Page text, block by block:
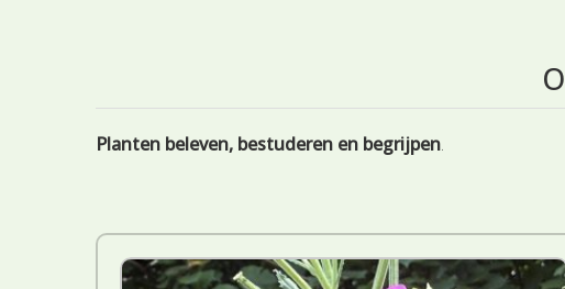
Planten beleven, bestuderen en begrijpen.